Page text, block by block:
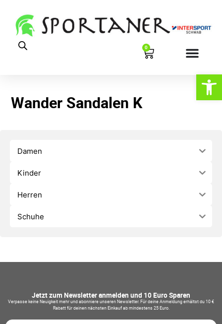
0
Wander Sandalen K
Damen
Kinder
Herren
Schuhe
Jetzt zum Newsletter anmelden und 10 Euro Sparen
Verpasse keine Neuigkeit mehr und abonniere unseren Newsletter. Für deine Anmeldung erhältst du 10 €
Rabatt für deinen nächsten Einkauf ab mindestens 25 Euro.